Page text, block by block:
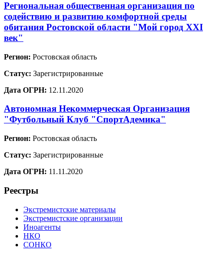
Региональная общественная организация по
содействию и развитию комфортной среды
обитания Ростовской области "Мой город XXI
век"
Регион: Ростовская область
Статус: Зарегистрированные
Дата ОГРН: 12.11.2020
Автономная Некоммерческая Организация
"Футбольный Клуб "СпортАдемика"
Регион: Ростовская область
Статус: Зарегистрированные
Дата ОГРН: 11.11.2020
Реестры
Экстремистские материалы
Экстремистские организации
Иноагенты
НКО
СОНКО